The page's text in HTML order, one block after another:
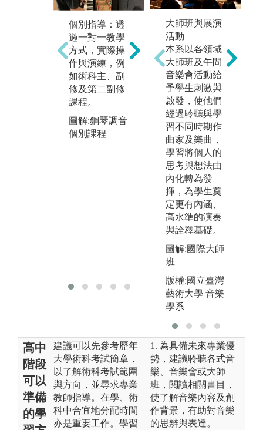
個別指導：透
過一對一教學
方式，實際操
作與演練，例
如術科主、副
修及第二副修
課程。
圖解:鋼琴調音
個別課程
合作學習：藉
由課程學習溝
通與共同合作
能力，例如室
內樂、音樂
劇、管弦樂
團、管樂團、
合唱團等課
程。
圖解:樂團定期
音樂會
大師班與展演
活動
本系以各領域
大師班及午間
音樂會活動給
予學生刺激與
啟發，使他們
經過聆聽與學
習不同時期作
曲家及樂曲，
學習將個人的
思考與想法由
內化轉為發
揮，為學生奠
定更有內涵、
高水準的演奏
與詮釋基礎。
圖解:國際大師
班
版權:國立臺灣
藝術大學 音樂
學系
高中
階段
可以
準備
的學
建議可以先參考歷年
大學術科考試簡章，
以了解術科考試範圍
與方向，並尋求專業
教師指導。在學、術
科中合宜地分配時間
亦是重要工作。學習
1. 為具備未來專業優
勢，建議聆聽各式音
樂、音樂會或大師
班，閱讀相關書目，
使了解音樂內容及創
作背景，有助對音樂
的思辨與表達。